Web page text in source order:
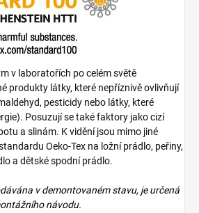
v laboratořích po celém světě
produkty látky, které nepříznivě ovlivňují
pesticidy nebo látky, které
Posuzují se také faktory jako cizí
a slinám. K vidění jsou mimo jiné
Oeko-Tex na ložní prádlo, peřiny,
a dětské spodní prádlo.
v demontovaném stavu, je určená
návodu.